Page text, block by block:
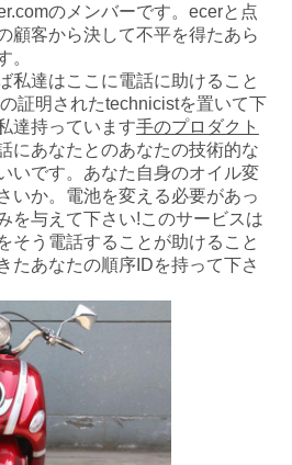
のメンバーです。ecerと点
顧客から決して不平を得たあら
。
私達はここに電話に助けること
証明されたtechnicistを置いて下
達持っています手のプロダクト
にあなたとのあなたの技術的な
いです。あなた自身のオイル変
いか。電池を変える必要があっ
を与えて下さい!このサービスは
そう電話することが助けること
たあなたの順序IDを持って下さ